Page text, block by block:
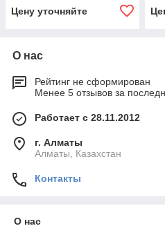
Цену уточняйте
О нас
Рейтинг не сформирован
Менее 5 отзывов за
Работает с 28.11.2012
г. Алматы
Алматы, Казахстан
Контакты
О нас